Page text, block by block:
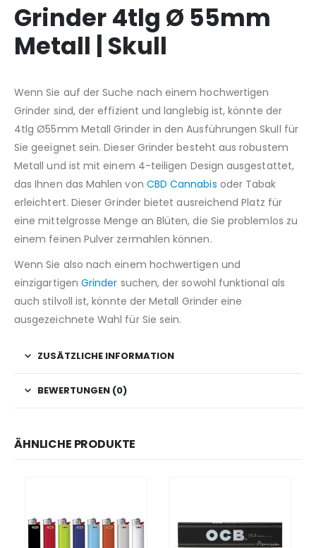
Grinder 4tlg Ø 55mm
Metall | Skull
Wenn Sie auf der Suche nach einem hochwertigen
Grinder sind, der effizient und langlebig ist, könnte der
4tlg Ø55mm Metall Grinder in den Ausführungen Skull für
Sie geeignet sein. Dieser Grinder besteht aus robustem
Metall und ist mit einem 4-teiligen Design ausgestattet,
das Ihnen das Mahlen von CBD Cannabis oder Tabak
erleichtert. Dieser Grinder bietet ausreichend Platz für
eine mittelgrosse Menge an Blüten, die Sie problemlos zu
einem feinen Pulver zermahlen können.
Wenn Sie also nach einem hochwertigen und
einzigartigen Grinder suchen, der sowohl funktional als
auch stilvoll ist, könnte der Metall Grinder eine
ausgezeichnete Wahl für Sie sein.
ZUSÄTZLICHE INFORMATION
BEWERTUNGEN (0)
ÄHNLICHE PRODUKTE